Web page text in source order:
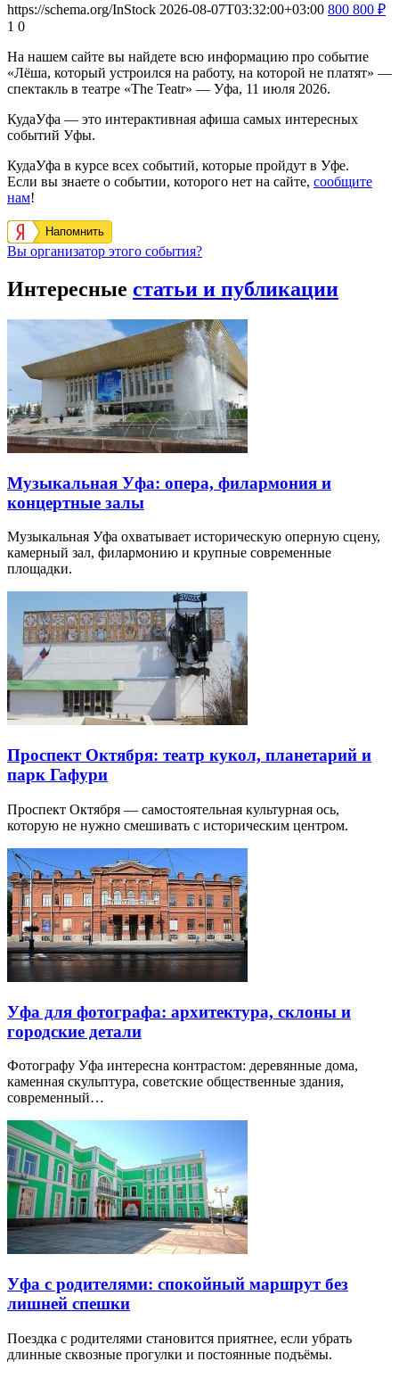
https://schema.org/InStock 2026-08-07T03:32:00+03:00 800 800 ₽
1 0
На нашем сайте вы найдете всю информацию про событие
«Лёша, который устроился на работу, на которой не платят» —
спектакль в театре «The Teatr» — Уфа, 11 июля 2026.
КудаУфа — это интерактивная афиша самых интересных
событий Уфы.
КудаУфа в курсе всех событий, которые пройдут в Уфе.
Если вы знаете о событии, которого нет на сайте, сообщите
нам!
Напомнить
Вы организатор этого события?
Интересные статьи и публикации
Музыкальная Уфа: опера, филармония и
концертные залы
Музыкальная Уфа охватывает историческую оперную сцену,
камерный зал, филармонию и крупные современные
площадки.
Проспект Октября: театр кукол, планетарий и
парк Гафури
Проспект Октября — самостоятельная культурная ось,
которую не нужно смешивать с историческим центром.
Уфа для фотографа: архитектура, склоны и
городские детали
Фотографу Уфа интересна контрастом: деревянные дома,
каменная скульптура, советские общественные здания,
современный…
Уфа с родителями: спокойный маршрут без
лишней спешки
Поездка с родителями становится приятнее, если убрать
длинные сквозные прогулки и постоянные подъёмы.